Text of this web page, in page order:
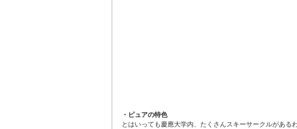
・ピュアの特色
とはいっても慶應大学内、たくさんスキーサークルがある